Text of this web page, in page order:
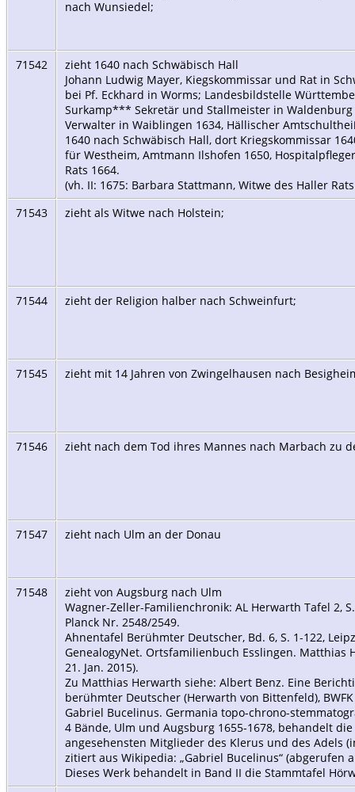
nach Wunsiedel;
71542
zieht 1640 nach Schwäbisch Hall
Johann Ludwig Mayer, Kiegskommissar und Rat in
bei Pf. Eckhard in Worms; Landesbildstelle
Surkamp*** Sekretär und Stallmeister in Waldenburg
Verwalter in Waiblingen 1634, Hällischer
1640 nach Schwäbisch Hall, dort Kriegskommissar
für Westheim, Amtmann Ilshofen 1650,
Rats 1664.
(vh. II: 1675: Barbara Stattmann, Witwe des Haller
71543
zieht als Witwe nach Holstein;
71544 zieht der Religion halber nach Schweinfurt;
71545 zieht mit 14 Jahren von Zwingelhausen nach
71546 zieht nach dem Tod ihres Mannes nach Marbach zu
71547 zieht nach Ulm an der Donau
71548
zieht von Augsburg nach Ulm
Wagner-Zeller-Familienchronik: AL Herwarth Tafel 2,
Planck Nr. 2548/2549.
Ahnentafel Berühmter Deutscher, Bd. 6, S. 1-122,
GenealogyNet. Ortsfamilienbuch Esslingen. Matthias
21. Jan. 2015).
Zu Matthias Herwarth siehe: Albert Benz. Eine
berühmter Deutscher (Herwarth von Bittenfeld), BWFK
Gabriel Bucelinus. Germania topo-chrono-
4 Bände, Ulm und Augsburg 1655-1678, behandelt
angesehensten Mitglieder des Klerus und des Adels
zitiert aus Wikipedia: „Gabriel Bucelinus“ (abgerufen
Dieses Werk behandelt in Band II die Stammtafel